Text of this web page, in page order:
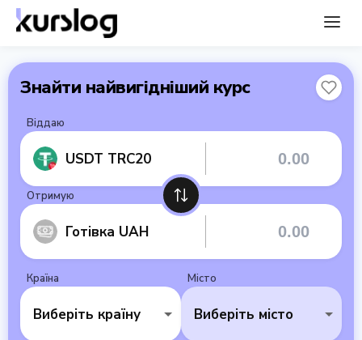
Знайти найвигідніший курс
Віддаю
USDT TRC20
Отримую
Готівка UAH
Країна
Виберіть країну
Місто
Виберіть місто